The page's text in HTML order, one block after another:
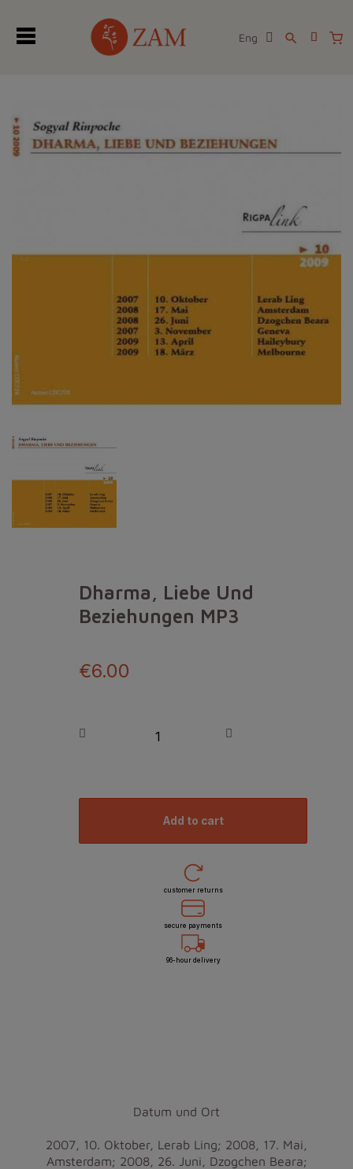
Eng search
Dharma, Liebe Und
Beziehungen MP3
€6.00
add to cart
customer returns
secure payments
96-hour delivery
Datum und Ort
2007, 10. Oktober, Lerab Ling; 2008, 17. Mai,
Amsterdam; 2008, 26. Juni, Dzogchen Beara;